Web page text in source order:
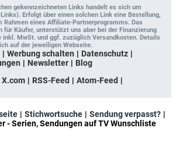
gekennzeichneten Links handelt es sich um
Erfolgt über einen solchen Link eine Bestellung,
Rahmen eines Affiliate-Partnerprogramms. Das
für Käufer, unterstützt uns aber bei der Finanzierung
MwSt. und ggf. zuzüglich Versandkosten. Details
auf der jeweiligen Webseite.
Werbung schalten
Datenschutz
Newsletter
Blog
X.com RSS-Feed
Atom-Feed
Stichwortsuche
Sendung verpasst?
- Serien, Sendungen auf TV Wunschliste